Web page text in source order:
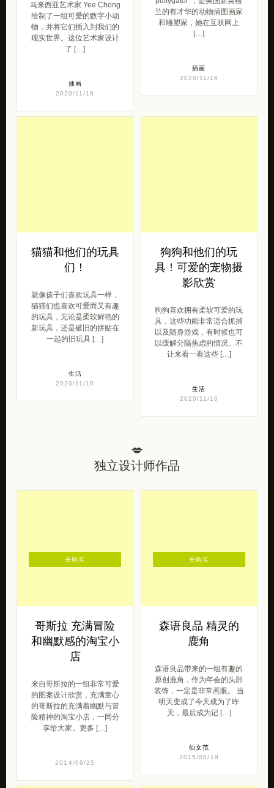
马来西亚艺术家 Yee Chong
绘制了一组可爱的数字小动
物，并将它们插入到我们的
现实世界。这位艺术家设计
了 […]
插画
2020/11/18
兰的有才华的动物插图画家
和雕塑家，她在互联网上
[…]
插画
2020/11/16
猫猫和他们的玩具
们！
就像孩子们喜欢玩具一样，
猫猫们也喜欢可爱而又有趣
的玩具，无论是柔软鲜艳的
新玩具，还是破旧的拼贴在
一起的旧玩具 […]
生活
2020/11/10
狗狗和他们的玩
具！可爱的宠物摄
影欣赏
狗狗喜欢拥有柔软可爱的玩
具，这些功能非常适合抓捕
以及随身游戏，有时候也可
以缓解分隔焦虑的情况。不
让来看一看这些 […]
生活
2020/11/10
💋
独立设计师作品
哥斯拉 充满冒险
和幽默感的淘宝小
店
来自哥斯拉的一组非常可爱
的图案设计欣赏，充满童心
的哥斯拉的充满着幽默与冒
险精神的淘宝小店，一同分
享给大家。更多 […]
2014/06/25
去购买
森语良品 精灵的
鹿角
森语良品带来的一组有趣的
原创鹿角，作为年会的头部
装饰，一定是非常惹眼。 当
明天变成了今天成为了昨
天，最后成为记 […]
仙女范
2015/08/19
去购买